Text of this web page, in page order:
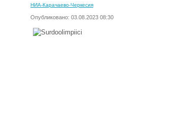
НИА-Карачаево-Черкесия
Опубликовано: 03.08.2023 08:30